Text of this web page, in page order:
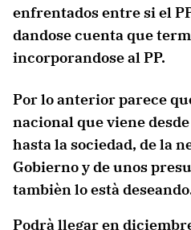
enfrentados entre si el
dandose cuenta que
incorporandose al PP.
Por lo anterior parece
nacional que viene
hasta la sociedad, de la
Gobierno y de unos
tambièn lo està
Podrà llegar en